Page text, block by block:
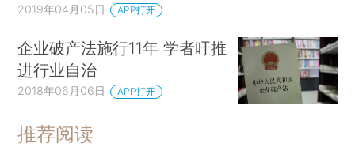
2019年04月05日 APP打开
企业破产法施行11年 学者吁推
进行业自治
2018年06月06日 APP打开
推荐阅读